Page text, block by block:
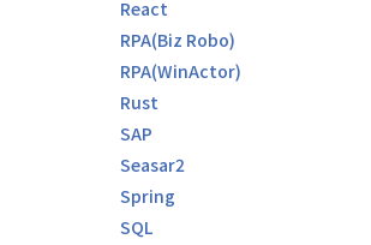
React
RPA(Biz Robo)
RPA(WinActor)
Rust
SAP
Seasar2
Spring
SQL